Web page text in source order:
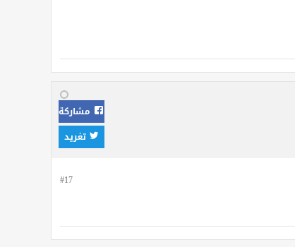
مشاركة
تغريد
#17